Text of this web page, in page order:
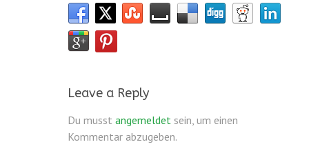
Leave a Reply
Du musst angemeldet sein, um einen
Kommentar abzugeben.